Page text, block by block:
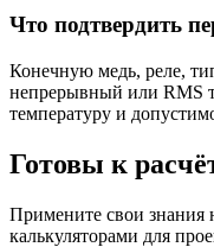
Что подтвердить
Конечную медь, реле,
непрерывный или RMS
температуру и
Готовы к
Примените свои знания
калькуляторами для